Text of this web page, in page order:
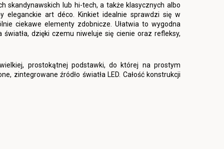
skandynawskich lub hi-tech, a także klasycznych albo
eleganckie art déco. Kinkiet idealnie sprawdzi się w
ciekawe elementy zdobnicze. Ułatwia to wygodna
dzięki czemu niweluje się cienie oraz refleksy,
prostokątnej podstawki, do której na prostym
zintegrowane źródło światła LED. Całość konstrukcji